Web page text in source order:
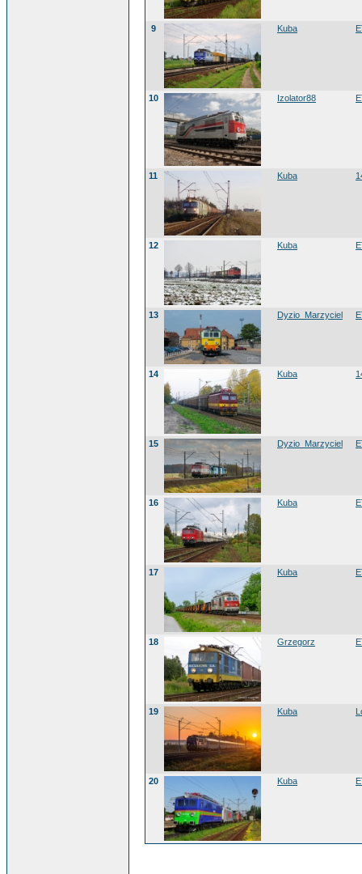
9 Kuba
10 Izolator88
11 Kuba
12 Kuba
13 Dyzio_Marzyciel
14 Kuba
15 Dyzio_Marzyciel
16 Kuba
17 Kuba
18 Grzegorz
19 Kuba
20 Kuba